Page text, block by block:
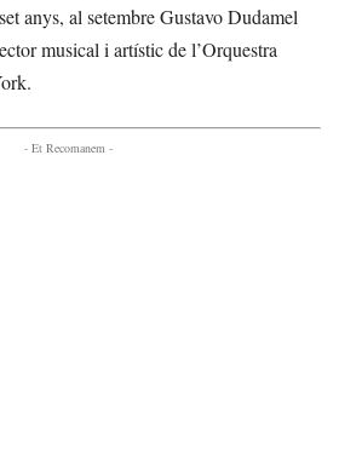
anys, al setembre Gustavo Dudamel
musical i artístic de l’Orquestra
- Et Recomanem -